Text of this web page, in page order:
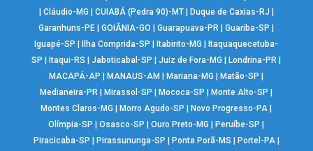
Cláudio-MG CUIABÁ (Pedra 90)-MT| Duque de Caxias-RJ
Garanhuns-PE |GOIÂNIA-GO |Guarapuava-PR |Guariba-SP
Iguapé-SP
Ilha Comprida-SP Itabirito-MG
Itaquaquecetuba-
SP
Itaqui-RS |Jaboticabal-SP |Juiz de Fora-MG Londrina-PR
MACAPÁ-AP
MANAUS-AM Mariana-MG Matão-SP
Medianeira-PR
Mirassol-SP Mococa-SP Monte Alto-SP
Montes Claros-MG
Morro Agudo-SP Novo Progresso-PA
Olímpia-SP
|Osasco-SP |Ouro Preto-MG Peruíbe-SP
Piracicaba-SP
Pirassununga-SP Ponta Porã-MS Portel-PA|